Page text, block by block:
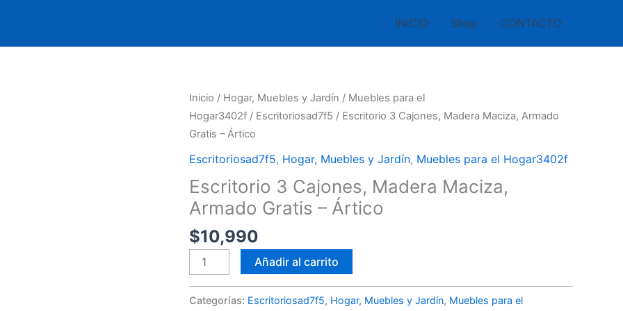
INICIO Shop CONTACTO
Inicio / Hogar, Muebles y Jardín / Muebles para el
Hogar3402f / Escritoriosad7f5 / Escritorio 3 Cajones, Madera Maciza, Armado
Gratis – Ártico
Escritoriosad7f5, Hogar, Muebles y Jardín, Muebles para el Hogar3402f
Escritorio 3 Cajones, Madera Maciza,
Armado Gratis – Ártico
$10,990
Escritorio
3
Cajones,
Madera
Armado
Gratis
Ártico
cantidad
Añadir al carrito
Categorías: Escritoriosad7f5, Hogar, Muebles y Jardín, Muebles para el